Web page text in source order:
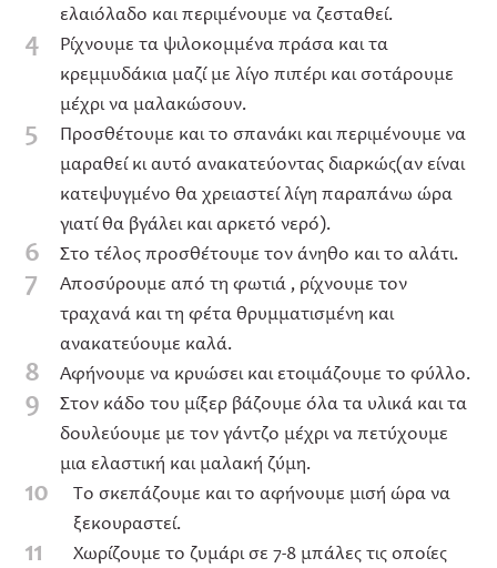
ελαιόλαδο και περιμένουμε να ζεσταθεί.
4
Ρίχνουμε τα ψιλοκομμένα πράσα και τα
κρεμμυδάκια μαζί με λίγο πιπέρι και σοτάρουμε
μέχρι να μαλακώσουν.
5
Προσθέτουμε και το σπανάκι και περιμένουμε να
μαραθεί κι αυτό ανακατεύοντας διαρκώς(αν είναι
κατεψυγμένο θα χρειαστεί λίγη παραπάνω ώρα
γιατί θα βγάλει και αρκετό νερό).
6 Στο τέλος προσθέτουμε τον άνηθο και το αλάτι.
7
Αποσύρουμε από τη φωτιά , ρίχνουμε τον
τραχανά και τη φέτα θρυμματισμένη και
ανακατεύουμε καλά.
8 Αφήνουμε να κρυώσει και ετοιμάζουμε το φύλλο.
9
Στον κάδο του μίξερ βάζουμε όλα τα υλικά και τα
δουλεύουμε με τον γάντζο μέχρι να πετύχουμε
μια ελαστική και μαλακή ζύμη.
10
Το σκεπάζουμε και το αφήνουμε μισή ώρα να
ξεκουραστεί.
11
Χωρίζουμε το ζυμάρι σε 7-8 μπάλες τις οποίες